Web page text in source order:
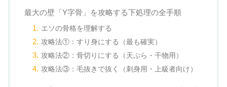
最大の壁「Y字骨」を攻略する下処理の全手順
エソの骨格を理解する
攻略法①：すり身にする（最も確実）
攻略法②：骨切りにする（天ぷら・干物用）
攻略法③：毛抜きで抜く（刺身用・上級者向け）